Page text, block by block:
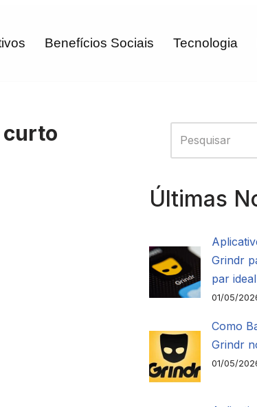
Benefícios Sociais Tecnologia
curto
Últimas
Grindr
par ideal
01/05/
Como
Grindr
01/05/